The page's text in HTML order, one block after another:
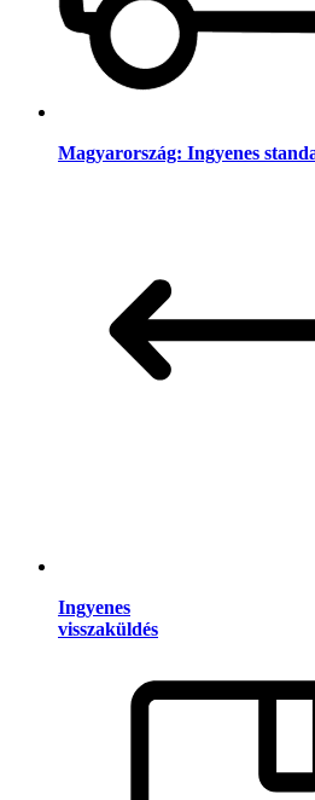
Magyarország: Ingyenes
Ingyenes
visszaküldés